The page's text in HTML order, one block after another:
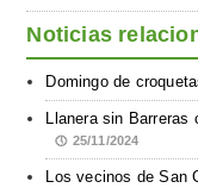
Noticias
Domingo de
Llanera sin Barreras
25/11/2024
Los vecinos de San